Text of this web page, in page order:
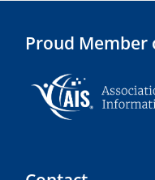
Proud Member